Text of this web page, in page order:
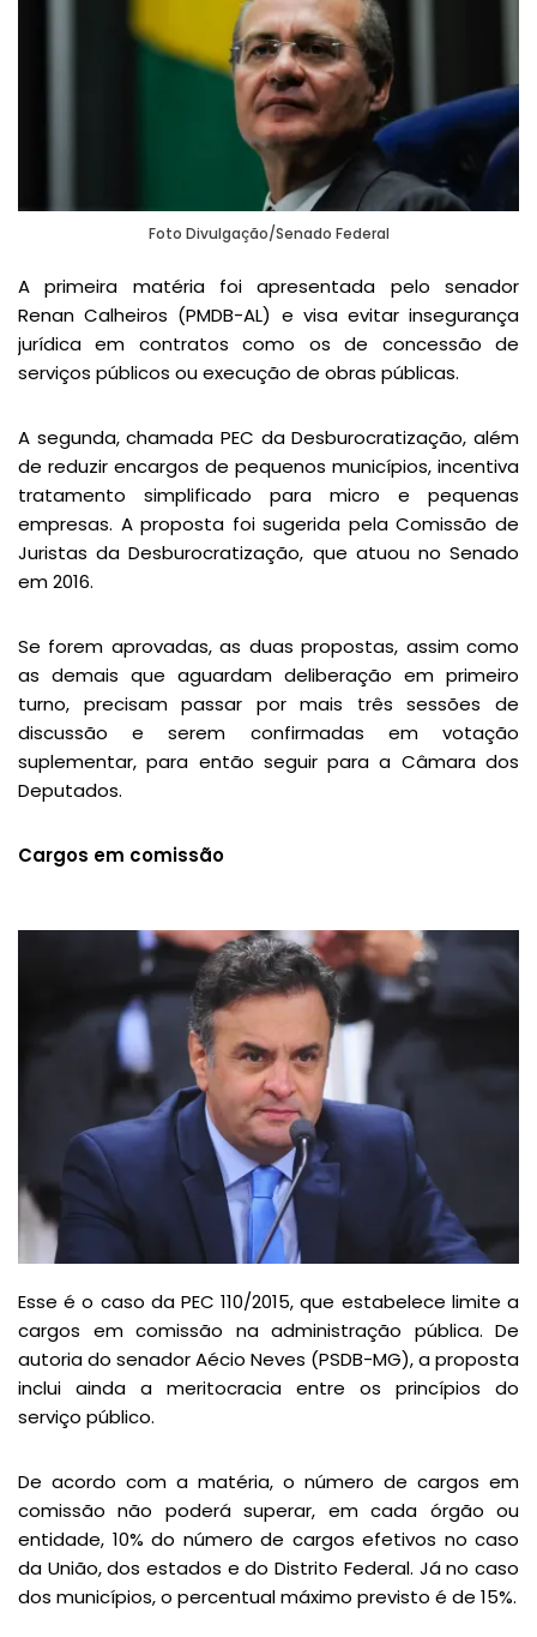
Foto Divulgação/Senado Federal
A primeira matéria foi apresentada pelo senador
Renan Calheiros (PMDB-AL) e visa evitar insegurança
jurídica em contratos como os de concessão de
serviços públicos ou execução de obras públicas.
A segunda, chamada PEC da Desburocratização, além
de reduzir encargos de pequenos municípios, incentiva
tratamento simplificado para micro e pequenas
empresas. A proposta foi sugerida pela Comissão de
Juristas da Desburocratização, que atuou no Senado
em 2016.
Se forem aprovadas, as duas propostas, assim como
as demais que aguardam deliberação em primeiro
turno, precisam passar por mais três sessões de
discussão e serem confirmadas em votação
suplementar, para então seguir para a Câmara dos
Deputados.
Cargos em comissão
Esse é o caso da PEC 110/2015, que estabelece limite a
cargos em comissão na administração pública. De
autoria do senador Aécio Neves (PSDB-MG), a proposta
inclui ainda a meritocracia entre os princípios do
serviço público.
De acordo com a matéria, o número de cargos em
comissão não poderá superar, em cada órgão ou
entidade, 10% do número de cargos efetivos no caso
da União, dos estados e do Distrito Federal. Já no caso
dos municípios, o percentual máximo previsto é de 15%.